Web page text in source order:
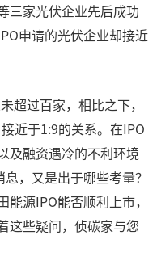
三家光伏企业先后成功
申请的光伏企业却接近
超过百家，相比之下，
近于1:9的关系。在IPO
及融资遇冷的不利环境
，又是出于哪些考量？
源IPO能否顺利上市，
这些疑问，侦碳家与您